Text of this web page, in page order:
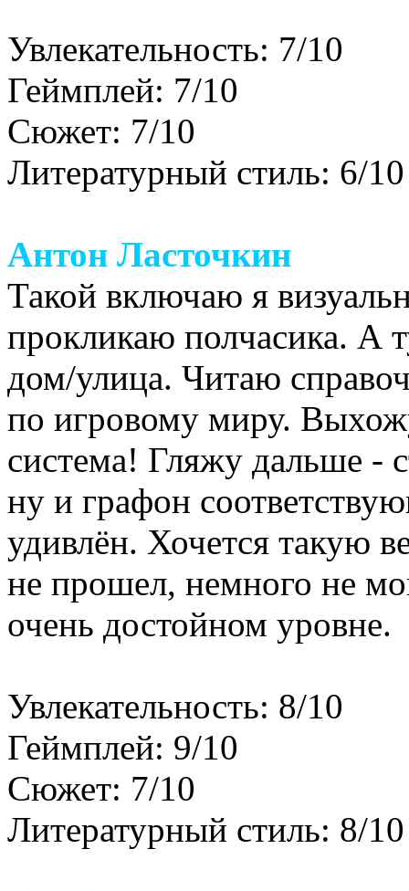
Увлекательность: 7/10
Геймплей: 7/10
Сюжет: 7/10
Литературный стиль: 6/10
Антон Ласточкин
Такой включаю я
прокликаю полчасика. А
дом/улица. Читаю
по игровому миру.
система! Гляжу дальше -
ну и графон
удивлён. Хочется такую
не прошел, немного не
очень достойном уровне.
Увлекательность: 8/10
Геймплей: 9/10
Сюжет: 7/10
Литературный стиль: 8/10